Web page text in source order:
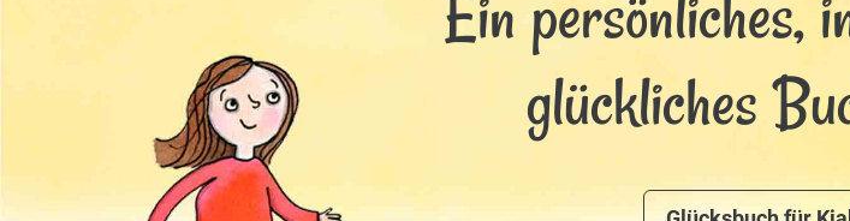
glückliches